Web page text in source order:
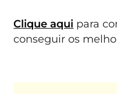
Clique aqui para
conseguir os